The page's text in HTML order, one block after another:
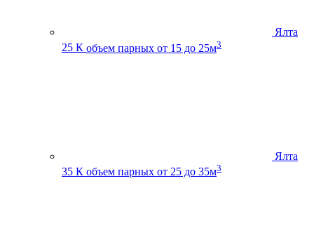
Ялта
25 К объем парных от 15 до 25м3
Ялта
35 К объем парных от 25 до 35м3